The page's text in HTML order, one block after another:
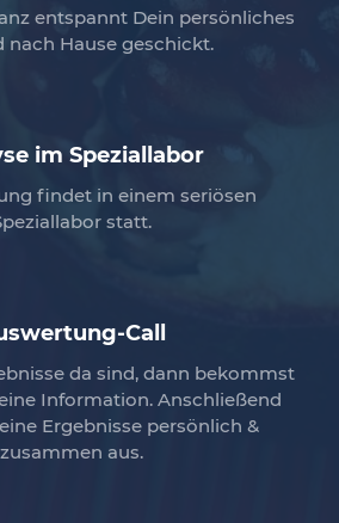
entspannt Dein persönliches
nach Hause geschickt.
im Speziallabor
findet in einem seriösen
statt.
Call
da sind, dann bekommst
Information. Anschließend
Ergebnisse persönlich &
zusammen aus.